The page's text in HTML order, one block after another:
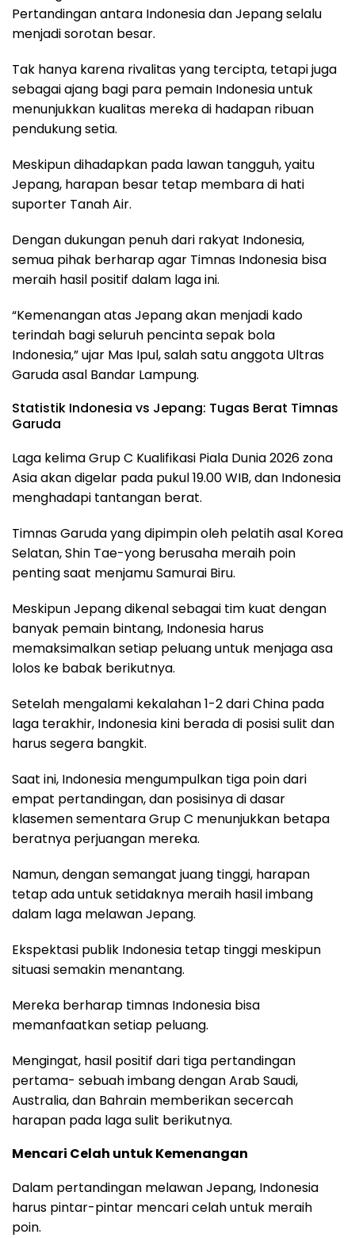
Pertandingan antara Indonesia dan Jepang selalu
menjadi sorotan besar.
Tak hanya karena rivalitas yang tercipta, tetapi juga
sebagai ajang bagi para pemain Indonesia untuk
menunjukkan kualitas mereka di hadapan ribuan
pendukung setia.
Meskipun dihadapkan pada lawan tangguh, yaitu
Jepang, harapan besar tetap membara di hati
suporter Tanah Air.
Dengan dukungan penuh dari rakyat Indonesia,
semua pihak berharap agar Timnas Indonesia bisa
meraih hasil positif dalam laga ini.
“Kemenangan atas Jepang akan menjadi kado
terindah bagi seluruh pencinta sepak bola
Indonesia,” ujar Mas Ipul, salah satu anggota Ultras
Garuda asal Bandar Lampung.
Statistik Indonesia vs Jepang: Tugas Berat Timnas
Garuda
Laga kelima Grup C Kualifikasi Piala Dunia 2026 zona
Asia akan digelar pada pukul 19.00 WIB, dan Indonesia
menghadapi tantangan berat.
Timnas Garuda yang dipimpin oleh pelatih asal Korea
Selatan, Shin Tae-yong berusaha meraih poin
penting saat menjamu Samurai Biru.
Meskipun Jepang dikenal sebagai tim kuat dengan
banyak pemain bintang, Indonesia harus
memaksimalkan setiap peluang untuk menjaga asa
lolos ke babak berikutnya.
Setelah mengalami kekalahan 1-2 dari China pada
laga terakhir, Indonesia kini berada di posisi sulit dan
harus segera bangkit.
Saat ini, Indonesia mengumpulkan tiga poin dari
empat pertandingan, dan posisinya di dasar
klasemen sementara Grup C menunjukkan betapa
beratnya perjuangan mereka.
Namun, dengan semangat juang tinggi, harapan
tetap ada untuk setidaknya meraih hasil imbang
dalam laga melawan Jepang.
Ekspektasi publik Indonesia tetap tinggi meskipun
situasi semakin menantang.
Mereka berharap timnas Indonesia bisa
memanfaatkan setiap peluang.
Mengingat, hasil positif dari tiga pertandingan
pertama- sebuah imbang dengan Arab Saudi,
Australia, dan Bahrain memberikan secercah
harapan pada laga sulit berikutnya.
Mencari Celah untuk Kemenangan
Dalam pertandingan melawan Jepang, Indonesia
harus pintar-pintar mencari celah untuk meraih
poin.